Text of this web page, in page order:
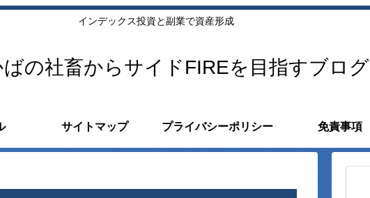
インデックス投資と副業で資産形成
の社畜からサイドFIREを目指すブログ
サイトマップ プライバシーポリシー 免責事項